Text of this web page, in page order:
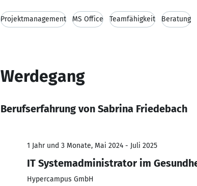
Projektmanagement MS Office Teamfähigkeit Beratung
Werdegang
Berufserfahrung von Sabrina Friedebach
1 Jahr und 3 Monate, Mai 2024 - Juli 2025
IT Systemadministrator im
Hypercampus GmbH